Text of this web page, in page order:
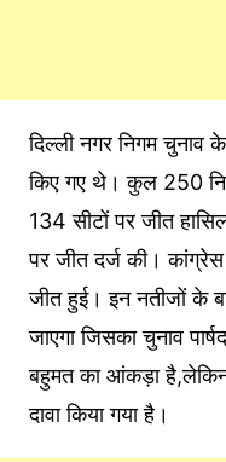
दिल्ली नगर निगम चुनाव
किए गए थे। कुल 250
134 सीटों पर जीत
पर जीत दर्ज की।
जीत हुई। इन नतीजों के
जाएगा जिसका चुनाव
बहुमत का आंकड़ा
दावा किया गया है।